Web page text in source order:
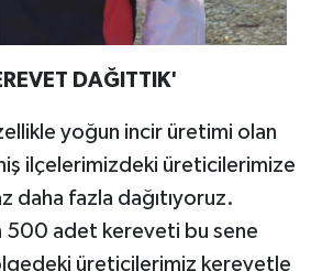
DAĞITTIK'
yoğun incir üretimi olan
ilçelerimizdeki üreticilerimize
daha fazla dağıtıyoruz.
500 adet kereveti bu sene
üreticilerimiz kerevetle